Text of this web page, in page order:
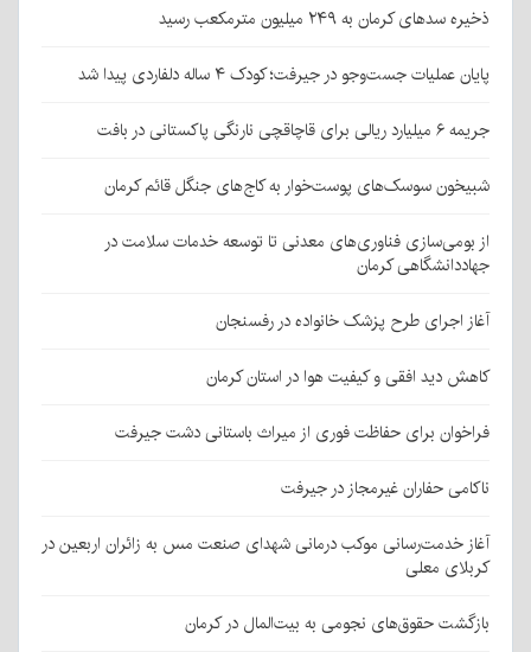
ذخیره سدهای کرمان به ۲۴۹ میلیون مترمکعب رسید
پایان عملیات جست‌وجو در جیرفت؛ کودک ۴ ساله دلفاردی پیدا شد
جریمه ۶ میلیارد ریالی برای قاچاقچی نارنگی پاکستانی در بافت
شبیخون سوسک‌های پوست‌خوار به کاج‌های جنگل قائم کرمان
از بومی‌سازی فناوری‌های معدنی تا توسعه خدمات سلامت در
جهاددانشگاهی کرمان
آغاز اجرای طرح پزشک خانواده در رفسنجان
کاهش دید افقی و کیفیت هوا در استان کرمان
فراخوان برای حفاظت فوری از میراث باستانی دشت جیرفت
ناکامی حفاران غیرمجاز در جیرفت
آغاز خدمت‌رسانی موکب درمانی شهدای صنعت مس به زائران اربعین در
کربلای معلی
بازگشت حقوق‌های نجومی به بیت‌المال در کرمان